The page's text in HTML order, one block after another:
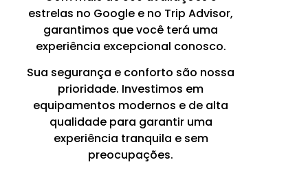
estrelas no Google e no Trip Advisor,
garantimos que você terá uma
experiência excepcional conosco.
Sua segurança e conforto são nossa
prioridade. Investimos em
equipamentos modernos e de alta
qualidade para garantir uma
experiência tranquila e sem
preocupações.